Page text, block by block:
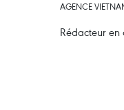
AGENCE
Rédacteur en